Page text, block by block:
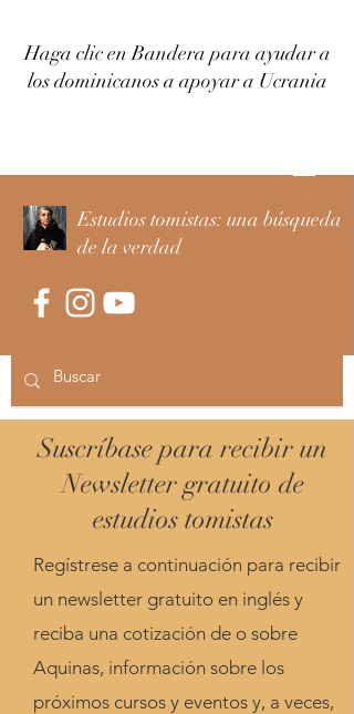
Haga clic en Bandera para ayudar a
los dominicanos a apoyar a Ucrania
Estudios tomistas: una búsqueda
de la verdad
Suscríbase para recibir un
Newsletter gratuito de
estudios tomistas
Regístrese a continuación para recibir
un newsletter gratuito en inglés y
reciba una cotización de o sobre
Aquinas, información sobre los
próximos cursos y eventos y, a veces,